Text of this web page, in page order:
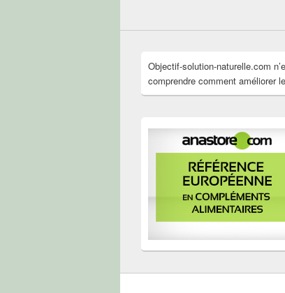
Objectif-solution-naturelle.com
comprendre comment améliorer